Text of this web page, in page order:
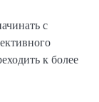
с
к более